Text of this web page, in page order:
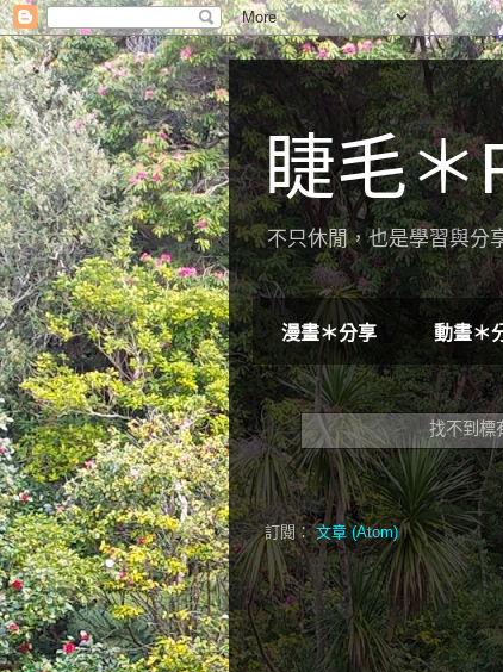
睫毛＊
不只休閒，也是學習與分
漫畫＊分享 動畫＊
找不到標
訂閱：文章 (Atom)